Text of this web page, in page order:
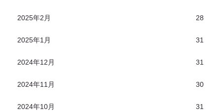
2025年2月 28
2025年1月 31
2024年12月 31
2024年11月 30
2024年10月 31